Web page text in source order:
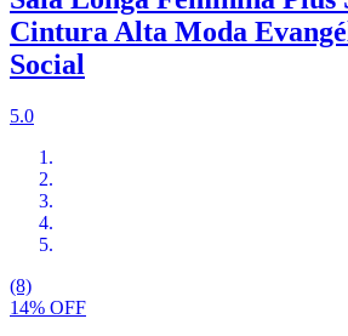
Cintura Alta Moda
Social
5.0
(8)
14% OFF